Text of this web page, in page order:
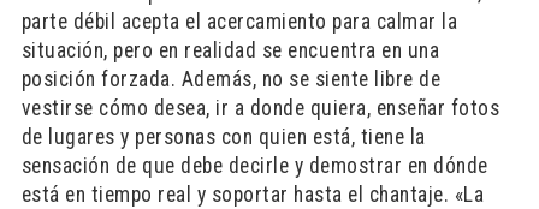
parte débil acepta el acercamiento para calmar la
situación, pero en realidad se encuentra en una
posición forzada. Además, no se siente libre de
vestirse cómo desea, ir a donde quiera, enseñar fotos
de lugares y personas con quien está, tiene la
sensación de que debe decirle y demostrar en dónde
está en tiempo real y soportar hasta el chantaje. «La